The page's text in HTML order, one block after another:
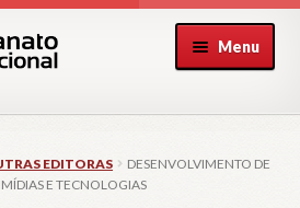
Menu
EDITORAS
DESENVOLVIMENTO DE
E TECNOLOGIAS